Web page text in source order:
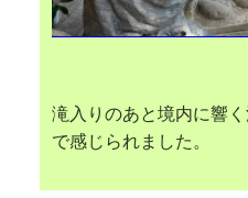
滝入りのあと境内に響
で感じられました。